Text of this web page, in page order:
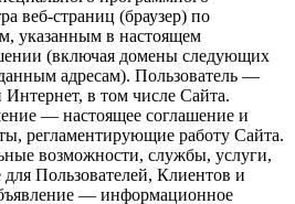
веб-страниц (браузер) по
указанным в настоящем
(включая домены следующих
адресам). Пользователь —
Интернет, в том числе Сайта.
— настоящее соглашение и
регламентирующие работу Сайта.
возможности, службы, услуги,
Пользователей, Клиентов и
— информационное